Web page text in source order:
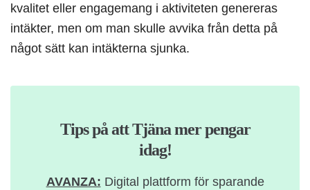
kvalitet eller engagemang i aktiviteten genereras
intäkter, men om man skulle avvika från detta på
något sätt kan intäkterna sjunka.
Tips på att Tjäna mer pengar
idag!
AVANZA: Digital plattform för sparande